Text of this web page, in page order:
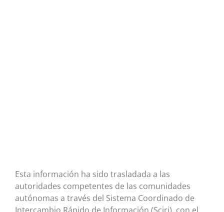
Esta información ha sido trasladada a las
autoridades competentes de las comunidades
autónomas a través del Sistema Coordinado de
Intercambio Rápido de Información (Sciri), con el